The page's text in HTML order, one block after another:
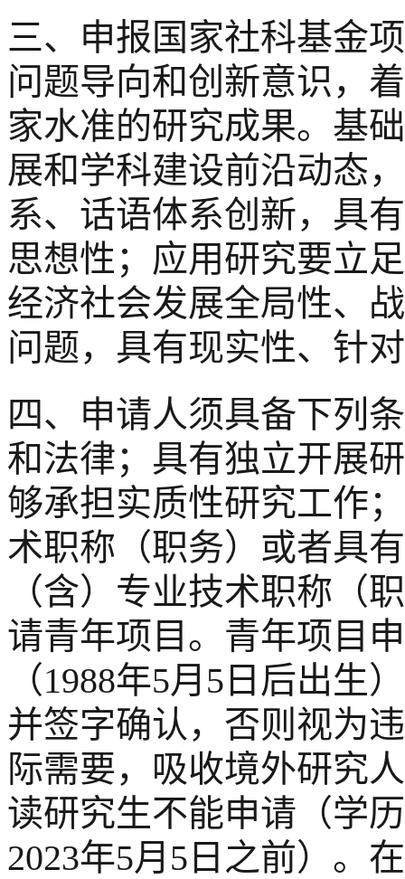
三、申报国家社科基金
问题导向和创新意识，
家水准的研究成果。基
展和学科建设前沿动态
系、话语体系创新，具
思想性；应用研究要立
经济社会发展全局性、
问题，具有现实性、针
四、申请人须具备下列
和法律；具有独立开展
够承担实质性研究工作
术职称（职务）或者具
（含）专业技术职称（
请青年项目。青年项目
（1988年5月5日后出生
并签字确认，否则视为
际需要，吸收境外研究
读研究生不能申请（学
2023年5月5日之前）。